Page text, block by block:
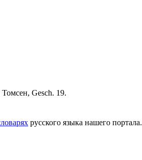
Gesch. 19.
русского языка нашего портала.